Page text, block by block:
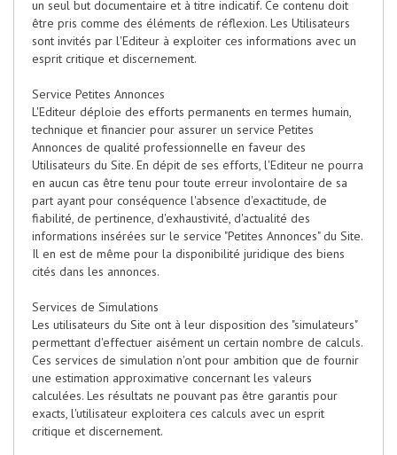
un seul but documentaire et à titre indicatif. Ce contenu doit
être pris comme des éléments de réflexion. Les Utilisateurs
sont invités par l'Editeur à exploiter ces informations avec un
esprit critique et discernement.
Service Petites Annonces
L'Editeur déploie des efforts permanents en termes humain,
technique et financier pour assurer un service Petites
Annonces de qualité professionnelle en faveur des
Utilisateurs du Site. En dépit de ses efforts, l'Editeur ne pourra
en aucun cas être tenu pour toute erreur involontaire de sa
part ayant pour conséquence l'absence d'exactitude, de
fiabilité, de pertinence, d'exhaustivité, d'actualité des
informations insérées sur le service "Petites Annonces" du Site.
Il en est de même pour la disponibilité juridique des biens
cités dans les annonces.
Services de Simulations
Les utilisateurs du Site ont à leur disposition des "simulateurs"
permettant d'effectuer aisément un certain nombre de calculs.
Ces services de simulation n'ont pour ambition que de fournir
une estimation approximative concernant les valeurs
calculées. Les résultats ne pouvant pas être garantis pour
exacts, l'utilisateur exploitera ces calculs avec un esprit
critique et discernement.